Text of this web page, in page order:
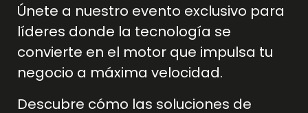
Únete a nuestro evento exclusivo para
líderes donde la tecnología se
convierte en el motor que impulsa tu
negocio a máxima velocidad.
Descubre cómo las soluciones de